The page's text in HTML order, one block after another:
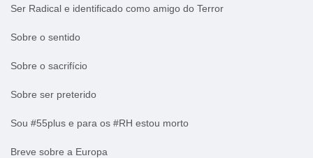
Ser Radical e identificado como amigo do Terror
Sobre o sentido
Sobre o sacrifício
Sobre ser preterido
Sou #55plus e para os #RH estou morto
Breve sobre a Europa